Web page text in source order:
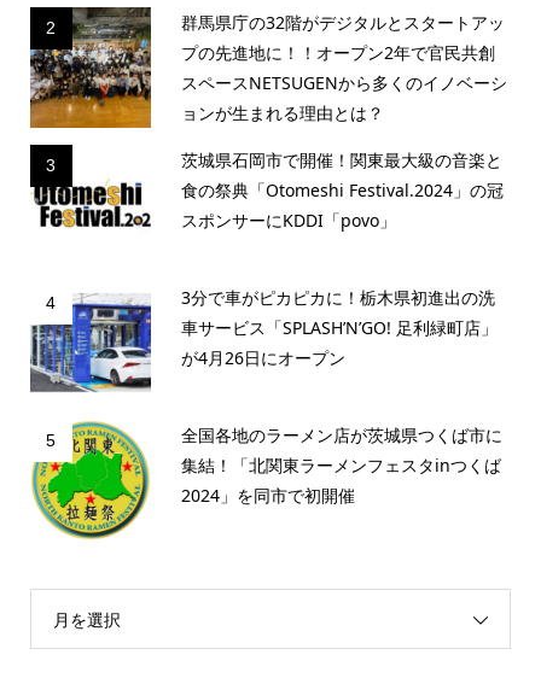
2
群馬県庁の32階がデジタルとスタートアッ
プの先進地に！！オープン2年で官民共創
スペースNETSUGENから多くのイノベーシ
ョンが生まれる理由とは？
3
茨城県石岡市で開催！関東最大級の音楽と
食の祭典「Otomeshi Festival.2024」の冠
スポンサーにKDDI「povo」
4
3分で車がピカピカに！栃木県初進出の洗
車サービス「SPLASH’N’GO! 足利緑町店」
が4月26日にオープン
5
全国各地のラーメン店が茨城県つくば市に
集結！「北関東ラーメンフェスタinつくば
2024」を同市で初開催
月を選択